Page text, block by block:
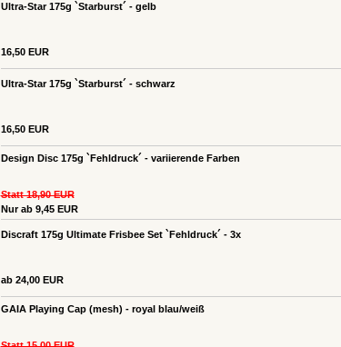
Ultra-Star 175g `Starburst´ - gelb
16,50 EUR
Ultra-Star 175g `Starburst´ - schwarz
16,50 EUR
Design Disc 175g `Fehldruck´ - variierende Farben
Statt 18,90 EUR
Nur ab 9,45 EUR
Discraft 175g Ultimate Frisbee Set `Fehldruck´ - 3x
ab 24,00 EUR
GAIA Playing Cap (mesh) - royal blau/weiß